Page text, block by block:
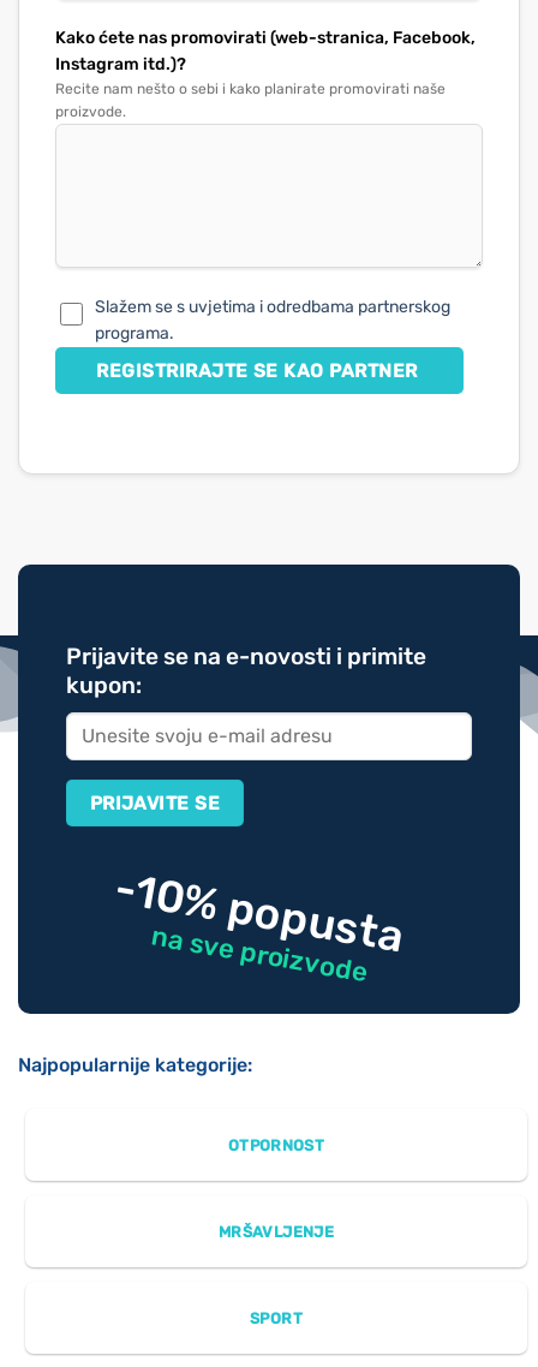
Kako ćete nas promovirati (web-stranica, Facebook,
Instagram itd.)?
Recite nam nešto o sebi i kako planirate promovirati naše
proizvode.
Slažem se s uvjetima i odredbama partnerskog
programa.
Prijavite se na e-novosti i primite
kupon:
-10% popusta
na sve proizvode
Najpopularnije kategorije:
OTPORNOST
MRŠAVLJENJE
SPORT